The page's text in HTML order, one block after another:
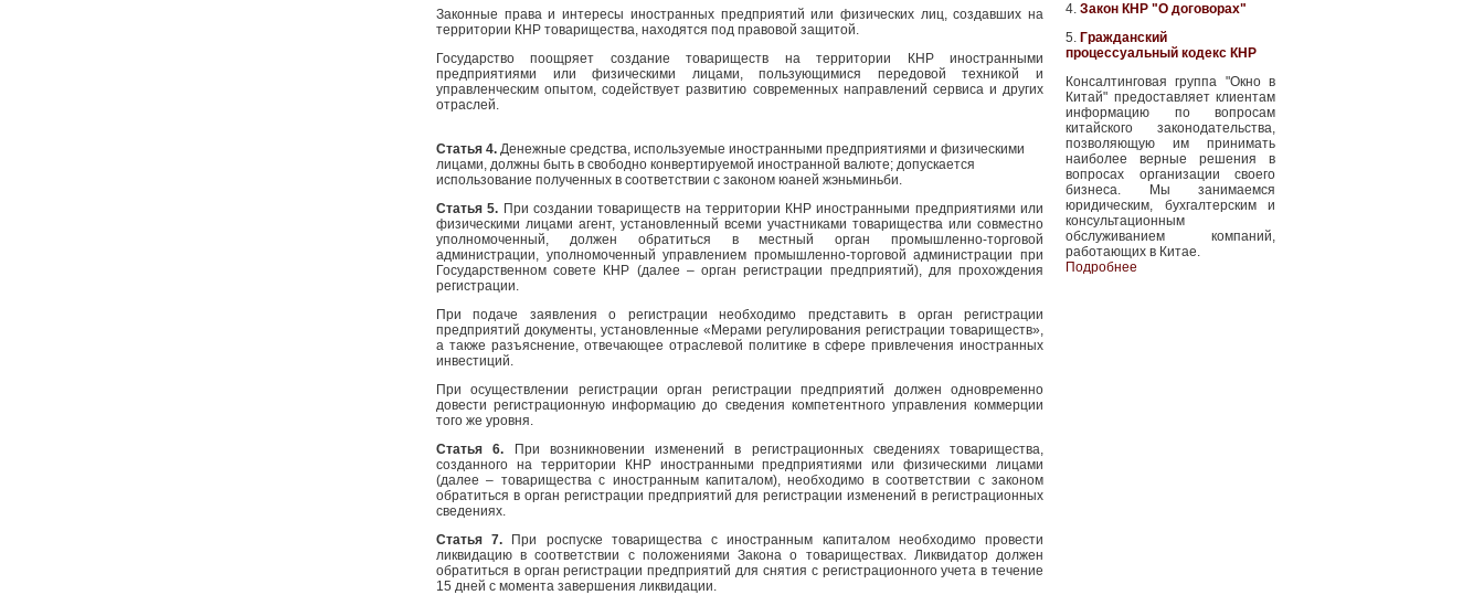
Законные права и интересы иностранных предприятий или физических лиц, создавших на
территории КНР товарищества, находятся под правовой защитой.
Государство поощряет создание товариществ на территории КНР иностранными
предприятиями или физическими лицами, пользующимися передовой техникой и
управленческим опытом, содействует развитию современных направлений сервиса и других
отраслей.
Статья 4. Денежные средства, используемые иностранными предприятиями и физическими
лицами, должны быть в свободно конвертируемой иностранной валюте; допускается
использование полученных в соответствии с законом юаней жэньминьби.
Статья 5. При создании товариществ на территории КНР иностранными предприятиями или
физическими лицами агент, установленный всеми участниками товарищества или совместно
уполномоченный, должен обратиться в местный орган промышленно-торговой
администрации, уполномоченный управлением промышленно-торговой администрации при
Государственном совете КНР (далее – орган регистрации предприятий), для прохождения
регистрации.
При подаче заявления о регистрации необходимо представить в орган регистрации
предприятий документы, установленные «Мерами регулирования регистрации товариществ»,
а также разъяснение, отвечающее отраслевой политике в сфере привлечения иностранных
инвестиций.
При осуществлении регистрации орган регистрации предприятий должен одновременно
довести регистрационную информацию до сведения компетентного управления коммерции
того же уровня.
Статья 6.
При возникновении изменений в регистрационных сведениях товарищества,
созданного на территории КНР иностранными предприятиями или физическими лицами
(далее – товарищества с иностранным капиталом), необходимо в соответствии с законом
обратиться в орган регистрации предприятий для регистрации изменений в регистрационных
сведениях.
Статья 7. При роспуске товарищества с иностранным капиталом необходимо провести
ликвидацию в соответствии с положениями Закона о товариществах. Ликвидатор должен
обратиться в орган регистрации предприятий для снятия с регистрационного учета в течение
15 дней с момента завершения ликвидации.
4. Закон КНР "О договорах"
5. Гражданский
процессуальный кодекс КНР
Консалтинговая группа "Окно в
Китай" предоставляет клиентам
информацию по вопросам
китайского законодательства,
позволяющую им принимать
наиболее верные решения в
вопросах организации своего
бизнеса. Мы занимаемся
юридическим, бухгалтерским и
консультационным
обслуживанием компаний,
работающих в Китае.
Подробнее